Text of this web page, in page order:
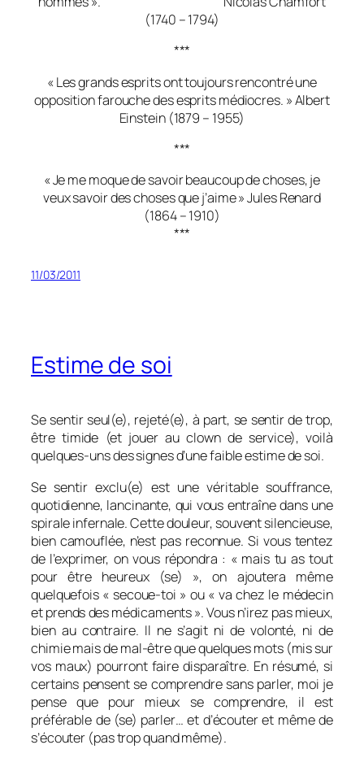
(1740 – 1794)
***
« Les grands esprits ont toujours rencontré une
opposition farouche des esprits médiocres. » Albert
Einstein (1879 – 1955)
***
« Je me moque de savoir beaucoup de choses, je
veux savoir des choses que j’aime » Jules Renard
(1864 – 1910)
***
11/03/2011
Estime de soi
Se sentir seul(e), rejeté(e), à part, se sentir de trop,
être timide (et jouer au clown de service), voilà
quelques-uns des signes d’une faible estime de soi.
Se sentir exclu(e) est une véritable souffrance,
quotidienne, lancinante, qui vous entraîne dans une
spirale infernale. Cette douleur, souvent silencieuse,
bien camouflée, n’est pas reconnue. Si vous tentez
de l’exprimer, on vous répondra : « mais tu as tout
pour être heureux (se) », on ajoutera même
quelquefois « secoue-toi » ou « va chez le médecin
et prends des médicaments ». Vous n’irez pas mieux,
bien au contraire. Il ne s’agit ni de volonté, ni de
chimie mais de mal-être que quelques mots (mis sur
vos maux) pourront faire disparaître. En résumé, si
certains pensent se comprendre sans parler, moi je
pense que pour mieux se comprendre, il est
préférable de (se) parler… et d’écouter et même de
s’écouter (pas trop quand même).